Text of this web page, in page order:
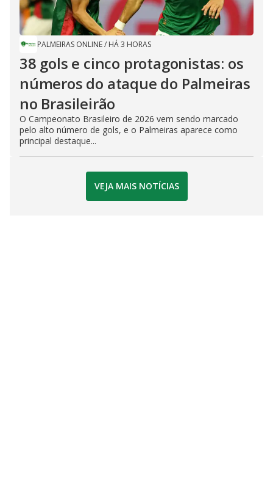
PALMEIRAS ONLINE/ HÁ 3 HORAS
38 gols e cinco protagonistas: os
números do ataque do Palmeiras
no Brasileirão
O Campeonato Brasileiro de 2026 vem sendo marcado
pelo alto número de gols, e o Palmeiras aparece como
principal destaque...
VEJA MAIS NOTÍCIAS